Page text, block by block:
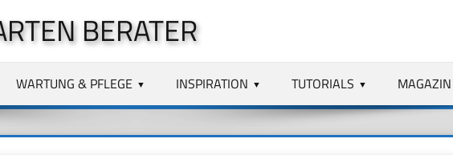
BERATER
WARTUNG & PFLEGE INSPIRATION TUTORIALS MAGAZIN